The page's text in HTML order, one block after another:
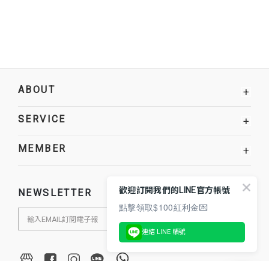
ABOUT +
SERVICE +
MEMBER +
NEWSLETTER 歡迎訂閱我們的LINE官方帳號
點擊領取$100紅利金💌
連結 LINE 帳號